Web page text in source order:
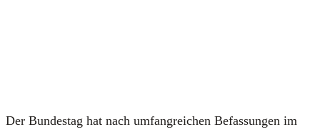
Der Bun­des­tag hat nach umfang­rei­chen Befas­sun­gen im